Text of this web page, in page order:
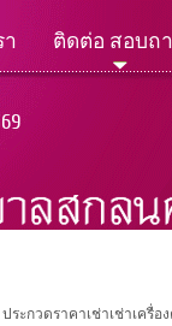
า ติดต่อ สอบถ
ประกวดราคาเช่าเช่าเครื่